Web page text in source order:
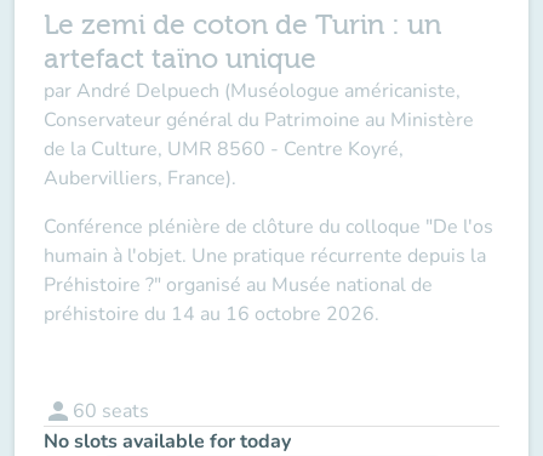
Le zemi de coton de Turin : un
artefact taïno unique
par André Delpuech (Muséologue américaniste,
Conservateur général du Patrimoine au Ministère
de la Culture, UMR 8560 - Centre Koyré,
Aubervilliers, France).
Conférence plénière de clôture du colloque "De l'os
humain à l'objet. Une pratique récurrente depuis la
Préhistoire ?" organisé au Musée national de
préhistoire du 14 au 16 octobre 2026.
person 60 seats
No slots available for today